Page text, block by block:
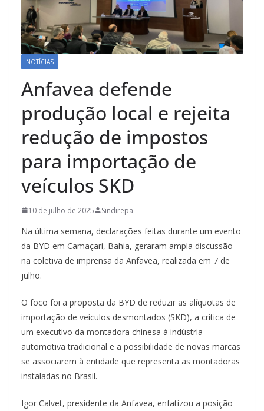
NOTÍCIAS
Anfavea defende
produção local e rejeita
redução de impostos
para importação de
veículos SKD
10 de julho de 2025 Sindirepa
Na última semana, declarações feitas durante um evento
da BYD em Camaçari, Bahia, geraram ampla discussão
na coletiva de imprensa da Anfavea, realizada em 7 de
julho.
O foco foi a proposta da BYD de reduzir as alíquotas de
importação de veículos desmontados (SKD), a crítica de
um executivo da montadora chinesa à indústria
automotiva tradicional e a possibilidade de novas marcas
se associarem à entidade que representa as montadoras
instaladas no Brasil.
Igor Calvet, presidente da Anfavea, enfatizou a posição